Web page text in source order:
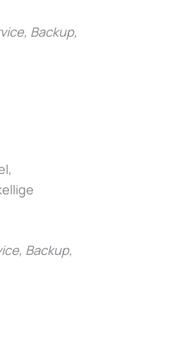
Backup,
Backup,